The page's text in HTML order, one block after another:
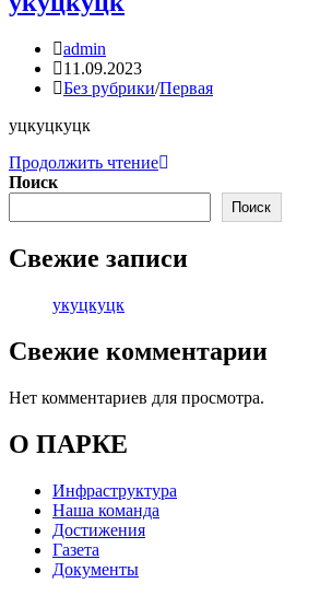
Автор
записи:
admin
Запись
опубликована:
11.09.2023
Рубрика
Без рубрики/Первая
уцкуцкуцк
Продолжить чтениеукуцкуцк
Поиск
Поиск
Свежие записи
укуцкуцк
Свежие комментарии
Нет комментариев для просмотра.
О ПАРКЕ
Инфраструктура
Наша команда
Достижения
Газета
Документы